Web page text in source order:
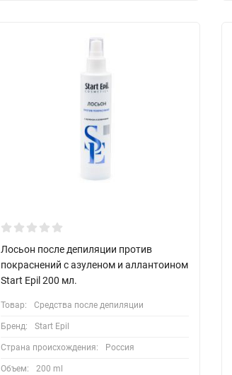
Лосьон после депиляции против
покраснений с азуленом и аллантоином
Start Epil 200 мл.
Товар: Средства после депиляции
Бренд: Start Epil
Страна происхождения: Россия
Объем: 200 ml